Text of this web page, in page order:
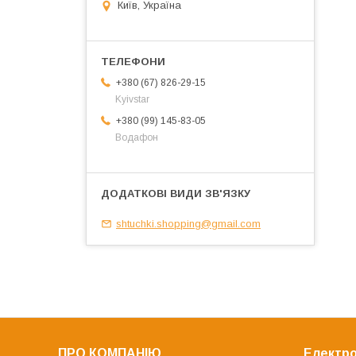
Київ, Україна
+380 (67) 826-29-15
Kyivstar
+380 (99) 145-83-05
Водафон
shtuchki.shopping@gmail.com
ПРО КОМПАНІЮ